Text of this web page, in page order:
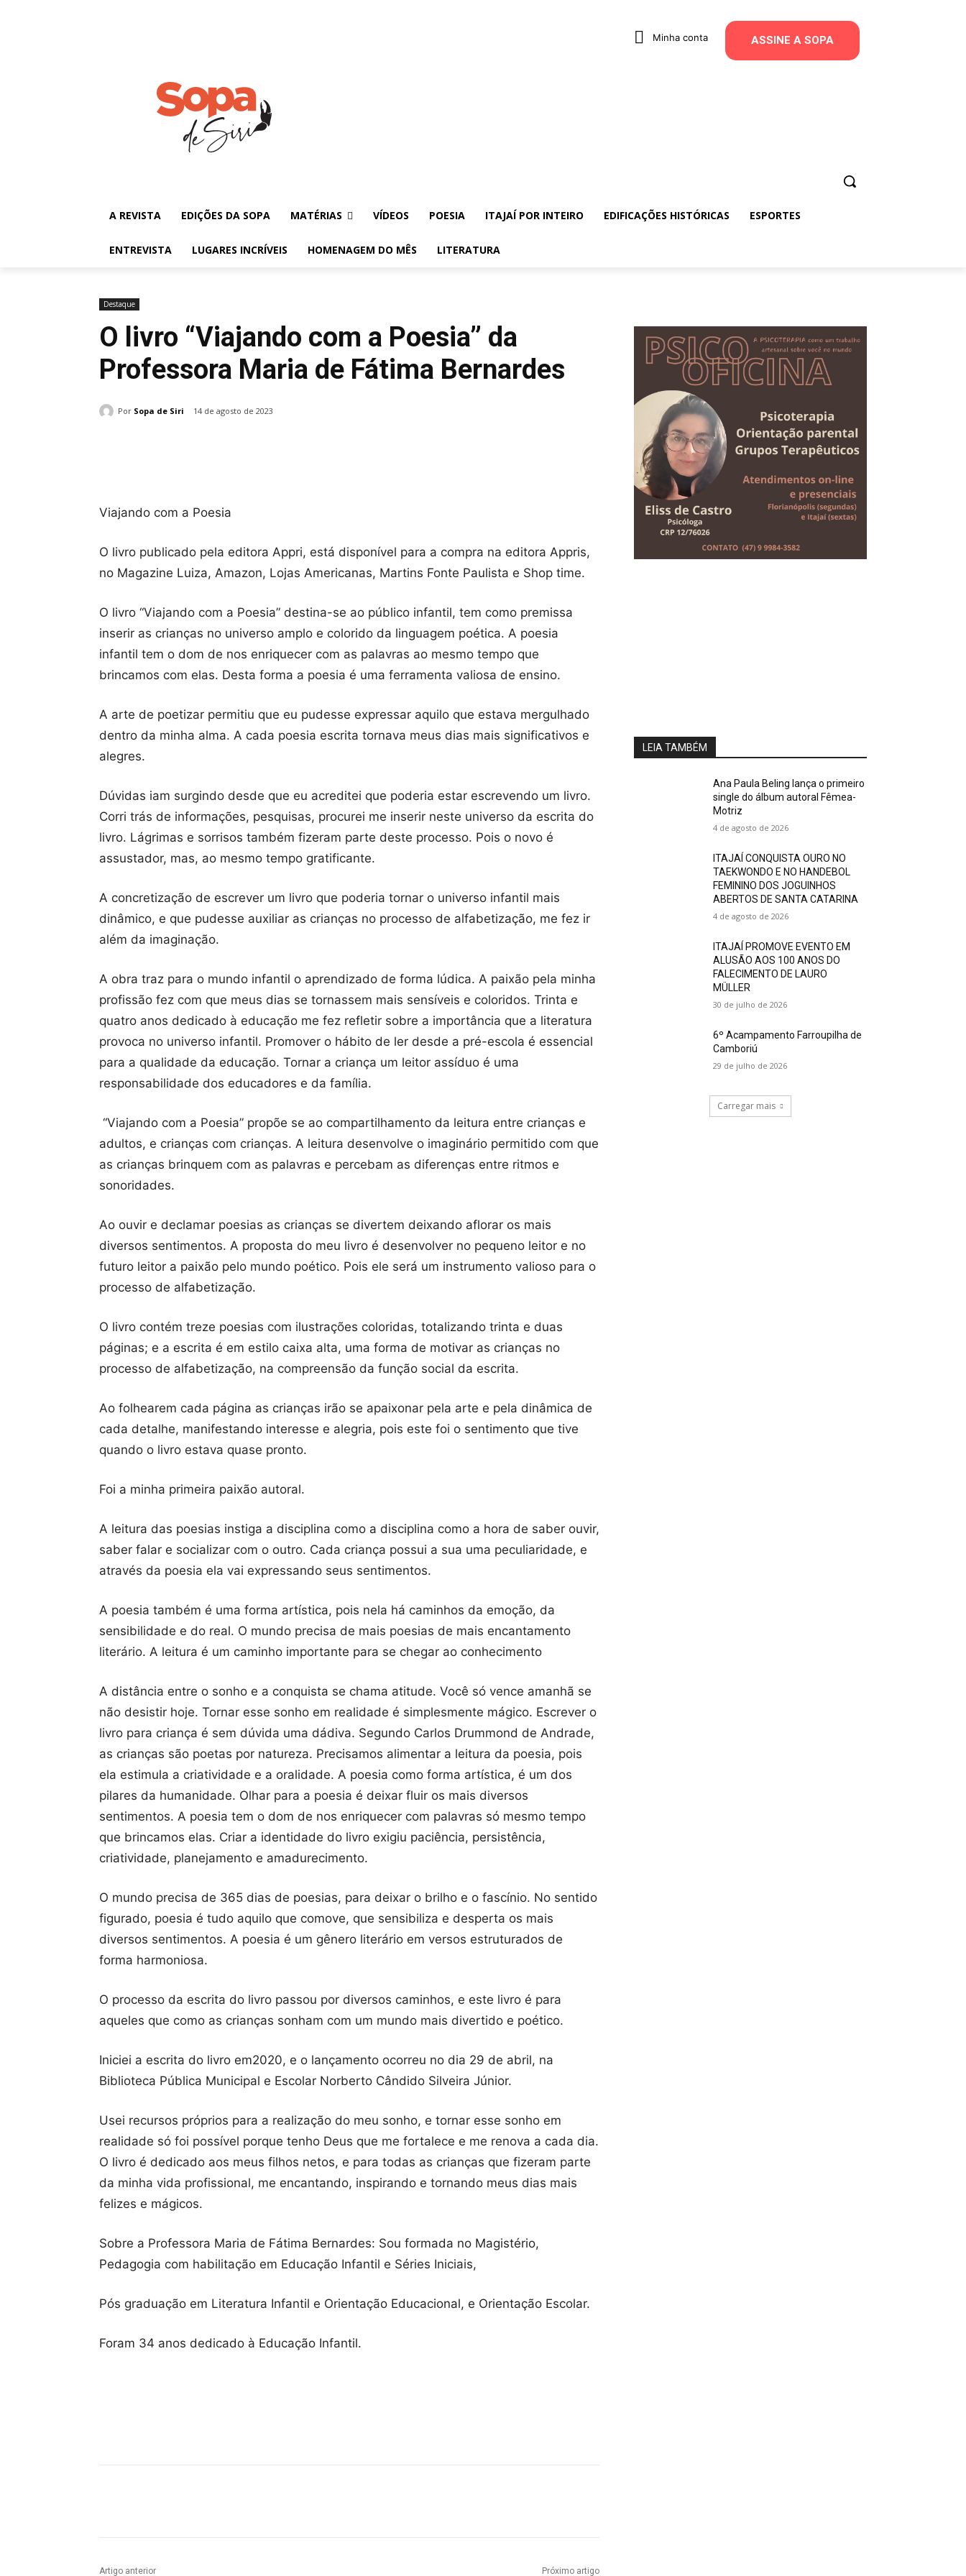
Minha conta ASSINE A SOPA
A REVISTA EDIÇÕES DA SOPA MATÉRIAS VÍDEOS POESIA ITAJAÍ POR INTEIRO EDIFICAÇÕES HISTÓRICAS ESPORTES
ENTREVISTA LUGARES INCRÍVEIS HOMENAGEM DO MÊS LITERATURA
Destaque
O livro “Viajando com a Poesia” da
Professora Maria de Fátima Bernardes
Por Sopa de Siri 14 de agosto de 2023
Viajando com a Poesia
O livro publicado pela editora Appri, está disponível para a compra na editora Appris,
no Magazine Luiza, Amazon, Lojas Americanas, Martins Fonte Paulista e Shop time.
O livro “Viajando com a Poesia” destina-se ao público infantil, tem como premissa
inserir as crianças no universo amplo e colorido da linguagem poética. A poesia
infantil tem o dom de nos enriquecer com as palavras ao mesmo tempo que
brincamos com elas. Desta forma a poesia é uma ferramenta valiosa de ensino.
A arte de poetizar permitiu que eu pudesse expressar aquilo que estava mergulhado
dentro da minha alma. A cada poesia escrita tornava meus dias mais significativos e
alegres.
Dúvidas iam surgindo desde que eu acreditei que poderia estar escrevendo um livro.
Corri trás de informações, pesquisas, procurei me inserir neste universo da escrita do
livro. Lágrimas e sorrisos também fizeram parte deste processo. Pois o novo é
assustador, mas, ao mesmo tempo gratificante.
A concretização de escrever um livro que poderia tornar o universo infantil mais
dinâmico, e que pudesse auxiliar as crianças no processo de alfabetização, me fez ir
além da imaginação.
A obra traz para o mundo infantil o aprendizado de forma lúdica. A paixão pela minha
profissão fez com que meus dias se tornassem mais sensíveis e coloridos. Trinta e
quatro anos dedicado à educação me fez refletir sobre a importância que a literatura
provoca no universo infantil. Promover o hábito de ler desde a pré-escola é essencial
para a qualidade da educação. Tornar a criança um leitor assíduo é uma
responsabilidade dos educadores e da família.
“Viajando com a Poesia” propõe se ao compartilhamento da leitura entre crianças e
adultos, e crianças com crianças. A leitura desenvolve o imaginário permitido com que
as crianças brinquem com as palavras e percebam as diferenças entre ritmos e
sonoridades.
Ao ouvir e declamar poesias as crianças se divertem deixando aflorar os mais
diversos sentimentos. A proposta do meu livro é desenvolver no pequeno leitor e no
futuro leitor a paixão pelo mundo poético. Pois ele será um instrumento valioso para o
processo de alfabetização.
O livro contém treze poesias com ilustrações coloridas, totalizando trinta e duas
páginas; e a escrita é em estilo caixa alta, uma forma de motivar as crianças no
processo de alfabetização, na compreensão da função social da escrita.
Ao folhearem cada página as crianças irão se apaixonar pela arte e pela dinâmica de
cada detalhe, manifestando interesse e alegria, pois este foi o sentimento que tive
quando o livro estava quase pronto.
Foi a minha primeira paixão autoral.
A leitura das poesias instiga a disciplina como a disciplina como a hora de saber ouvir,
saber falar e socializar com o outro. Cada criança possui a sua uma peculiaridade, e
através da poesia ela vai expressando seus sentimentos.
A poesia também é uma forma artística, pois nela há caminhos da emoção, da
sensibilidade e do real. O mundo precisa de mais poesias de mais encantamento
literário. A leitura é um caminho importante para se chegar ao conhecimento
A distância entre o sonho e a conquista se chama atitude. Você só vence amanhã se
não desistir hoje. Tornar esse sonho em realidade é simplesmente mágico. Escrever o
livro para criança é sem dúvida uma dádiva. Segundo Carlos Drummond de Andrade,
as crianças são poetas por natureza. Precisamos alimentar a leitura da poesia, pois
ela estimula a criatividade e a oralidade. A poesia como forma artística, é um dos
pilares da humanidade. Olhar para a poesia é deixar fluir os mais diversos
sentimentos. A poesia tem o dom de nos enriquecer com palavras só mesmo tempo
que brincamos elas. Criar a identidade do livro exigiu paciência, persistência,
criatividade, planejamento e amadurecimento.
O mundo precisa de 365 dias de poesias, para deixar o brilho e o fascínio. No sentido
figurado, poesia é tudo aquilo que comove, que sensibiliza e desperta os mais
diversos sentimentos. A poesia é um gênero literário em versos estruturados de
forma harmoniosa.
O processo da escrita do livro passou por diversos caminhos, e este livro é para
aqueles que como as crianças sonham com um mundo mais divertido e poético.
Iniciei a escrita do livro em2020, e o lançamento ocorreu no dia 29 de abril, na
Biblioteca Pública Municipal e Escolar Norberto Cândido Silveira Júnior.
Usei recursos próprios para a realização do meu sonho, e tornar esse sonho em
realidade só foi possível porque tenho Deus que me fortalece e me renova a cada dia.
O livro é dedicado aos meus filhos netos, e para todas as crianças que fizeram parte
da minha vida profissional, me encantando, inspirando e tornando meus dias mais
felizes e mágicos.
Sobre a Professora Maria de Fátima Bernardes: Sou formada no Magistério,
Pedagogia com habilitação em Educação Infantil e Séries Iniciais,
Pós graduação em Literatura Infantil e Orientação Educacional, e Orientação Escolar.
Foram 34 anos dedicado à Educação Infantil.
Artigo anterior Próximo artigo
LEIA TAMBÉM
Ana Paula Beling lança o primeiro
single do álbum autoral Fêmea-
Motriz
4 de agosto de 2026
ITAJAÍ CONQUISTA OURO NO
TAEKWONDO E NO HANDEBOL
FEMININO DOS JOGUINHOS
ABERTOS DE SANTA CATARINA
4 de agosto de 2026
ITAJAÍ PROMOVE EVENTO EM
ALUSÃO AOS 100 ANOS DO
FALECIMENTO DE LAURO
MÜLLER
30 de julho de 2026
6º Acampamento Farroupilha de
Camboriú
29 de julho de 2026
Carregar mais